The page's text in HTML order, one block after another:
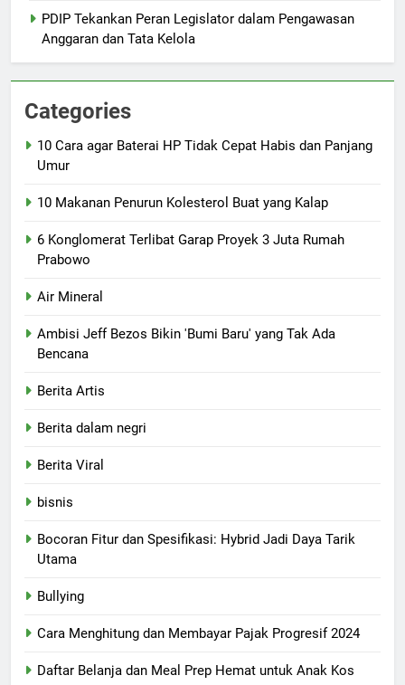
PDIP Tekankan Peran Legislator dalam Pengawasan
Anggaran dan Tata Kelola
Categories
10 Cara agar Baterai HP Tidak Cepat Habis dan Panjang
Umur
10 Makanan Penurun Kolesterol Buat yang Kalap
6 Konglomerat Terlibat Garap Proyek 3 Juta Rumah
Prabowo
Air Mineral
Ambisi Jeff Bezos Bikin 'Bumi Baru' yang Tak Ada
Bencana
Berita Artis
Berita dalam negri
Berita Viral
bisnis
Bocoran Fitur dan Spesifikasi: Hybrid Jadi Daya Tarik
Utama
Bullying
Cara Menghitung dan Membayar Pajak Progresif 2024
Daftar Belanja dan Meal Prep Hemat untuk Anak Kos